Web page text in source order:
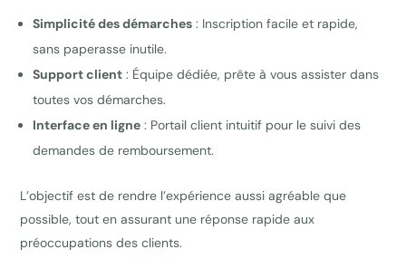
Simplicité des démarches : Inscription facile et rapide,
sans paperasse inutile.
Support client : Équipe dédiée, prête à vous assister dans
toutes vos démarches.
Interface en ligne : Portail client intuitif pour le suivi des
demandes de remboursement.
L’objectif est de rendre l’expérience aussi agréable que
possible, tout en assurant une réponse rapide aux
préoccupations des clients.